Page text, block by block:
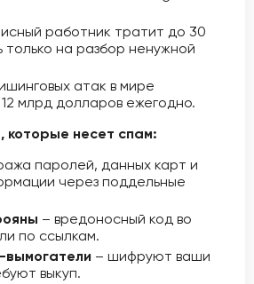
работник тратит до 30
только на разбор ненужной
атак в мире
млрд долларов ежегодно.
которые несет спам:
паролей, данных карт и
через поддельные
– вредоносный код во
по ссылкам.
– шифруют ваши
выкуп.